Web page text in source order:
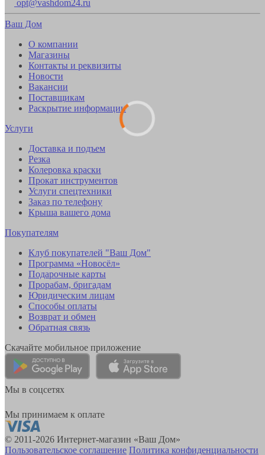
opt@vashdom24.ru
Ваш Дом
О компании
Магазины
Контакты и реквизиты
Новости
Вакансии
Поставщикам
Раскрытие информации
Услуги
Доставка и подъем
Резка
Колеровка краски
Прокат инструментов
Услуги спецтехники
Заказ по телефону
Крыша вашего дома
Покупателям
Клуб покупателей "Ваш Дом"
Программа «Новосёл»
Подарочные карты
Прорабам, бригадам
Юридическим лицам
Способы оплаты
Возврат и обмен
Обратная связь
Скачайте мобильное приложение
Мы в соцсетях
Мы принимаем к оплате
© 2011-2026 Интернет-магазин «Ваш Дом»
Пользовательское соглашение Политика конфиденциальности